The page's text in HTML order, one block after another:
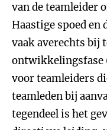
van de teamleider
Haastige spoed
vaak averechts bij
ontwikkelingsfase
voor teamleiders
teamleden bij
tegendeel is het